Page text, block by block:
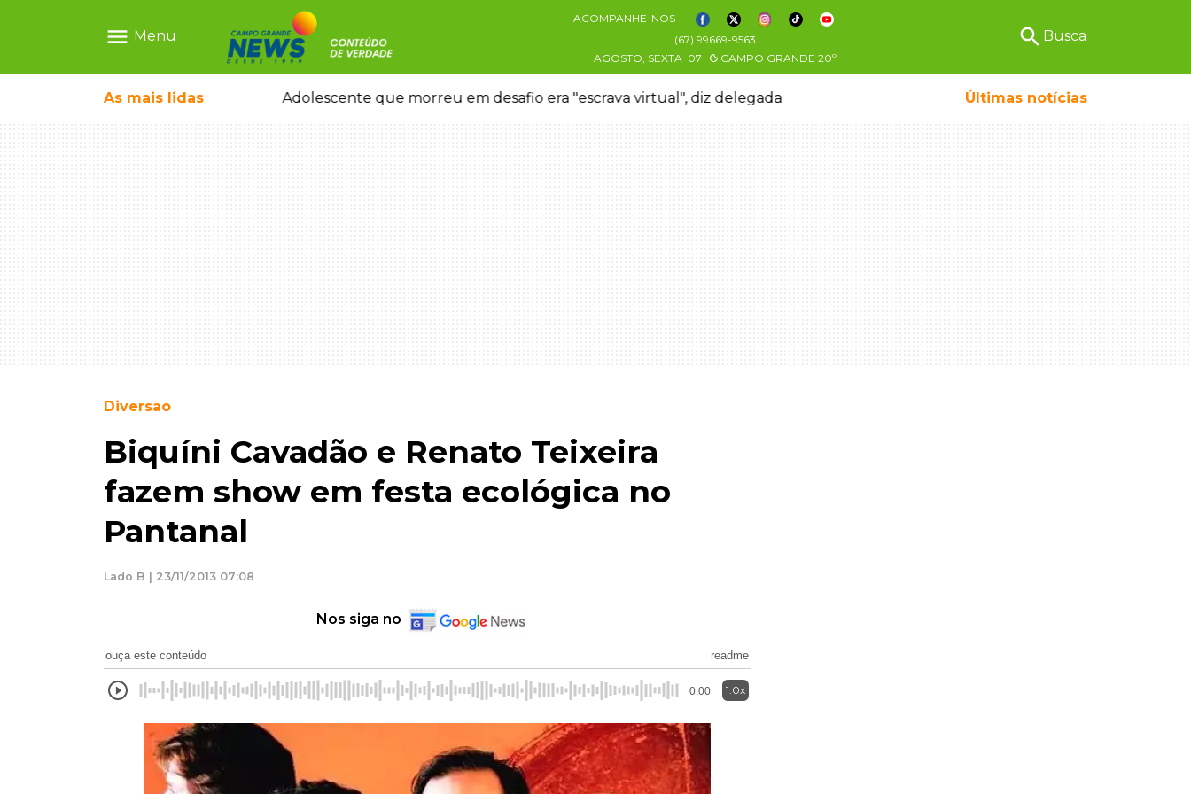
menu Menu
ACOMPANHE-NOS
(67) 99669-9563
AGOSTO, SEXTA 07 CAMPO GRANDE 20º
search Busca
As mais lidas
dos projetos fora do comum Adolescente que morreu em desafio era "escrava virtual", diz delegada Últimas notícias
Diversão
Biquíni Cavadão e Renato Teixeira
fazem show em festa ecológica no
Pantanal
Lado B | 23/11/2013 07:08
Nos siga no
ouça este conteúdo readme
0:00 1.0x